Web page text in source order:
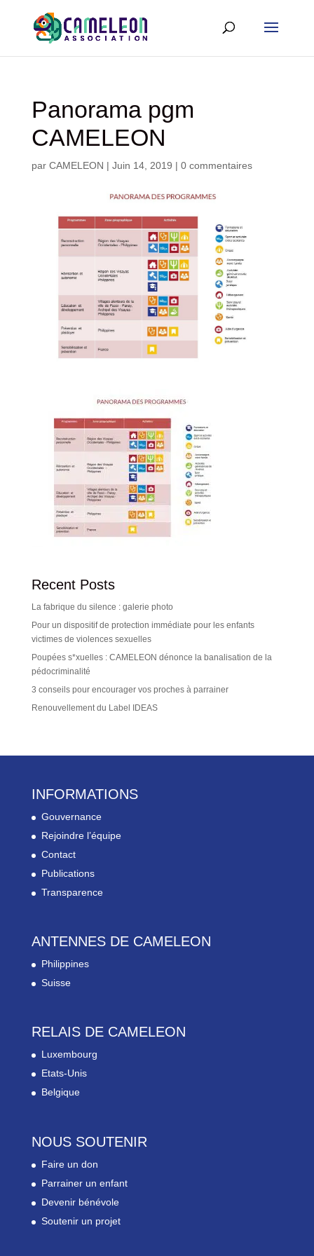
Panorama pgm
CAMELEON
par CAMELEON | Juin 14, 2019 | 0 commentaires
Recent Posts
La fabrique du silence : galerie photo
Pour un dispositif de protection immédiate pour les enfants
victimes de violences sexuelles
Poupées s*xuelles : CAMELEON dénonce la banalisation de la
pédocriminalité
3 conseils pour encourager vos proches à parrainer
Renouvellement du Label IDEAS
INFORMATIONS
Gouvernance
Rejoindre l’équipe
Contact
Publications
Transparence
ANTENNES DE CAMELEON
Philippines
Suisse
RELAIS DE CAMELEON
Luxembourg
Etats-Unis
Belgique
NOUS SOUTENIR
Faire un don
Parrainer un enfant
Devenir bénévole
Soutenir un projet